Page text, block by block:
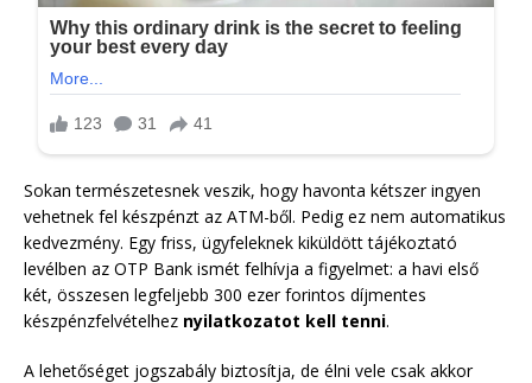
Sokan természetesnek veszik, hogy havonta kétszer ingyen
vehetnek fel készpénzt az ATM-ből. Pedig ez nem automatikus
kedvezmény. Egy friss, ügyfeleknek kiküldött tájékoztató
levélben az OTP Bank ismét felhívja a figyelmet: a havi első
két, összesen legfeljebb 300 ezer forintos díjmentes
készpénzfelvételhez nyilatkozatot kell tenni.
A lehetőséget jogszabály biztosítja, de élni vele csak akkor